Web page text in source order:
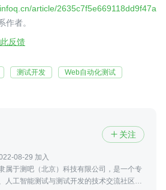
article/2635c7f5e669118dd9f47a
作者。
反馈
测试开发 Web自动化测试
 关注
08-29 加入
属于测吧（北京）科技有限公司，是一个专
人工智能测试与测试开发的技术交流社区，